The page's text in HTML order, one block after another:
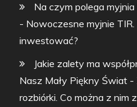
Na czym polega
- Nowoczesne myjnie
inwestować?
Jakie zalety ma
Nasz Mały Piękny Świat -
rozbiórki. Co można z nim